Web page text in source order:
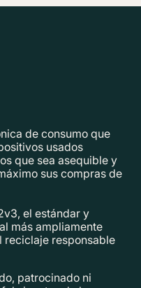
de consumo que
usados
que sea asequible y
sus compras de
el estándar y
más ampliamente
reciclaje responsable
patrocinado ni